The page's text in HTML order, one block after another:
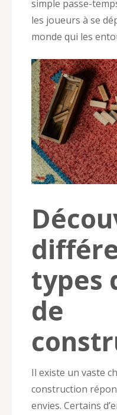
simple passe-
les joueurs à se
monde qui les
types
de
Il existe un vaste
construction
envies. Certains